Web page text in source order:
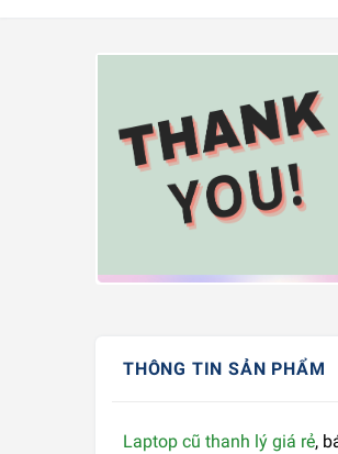
THÔNG TIN SẢN PHẨM
Laptop cũ thanh lý giá rẻ,